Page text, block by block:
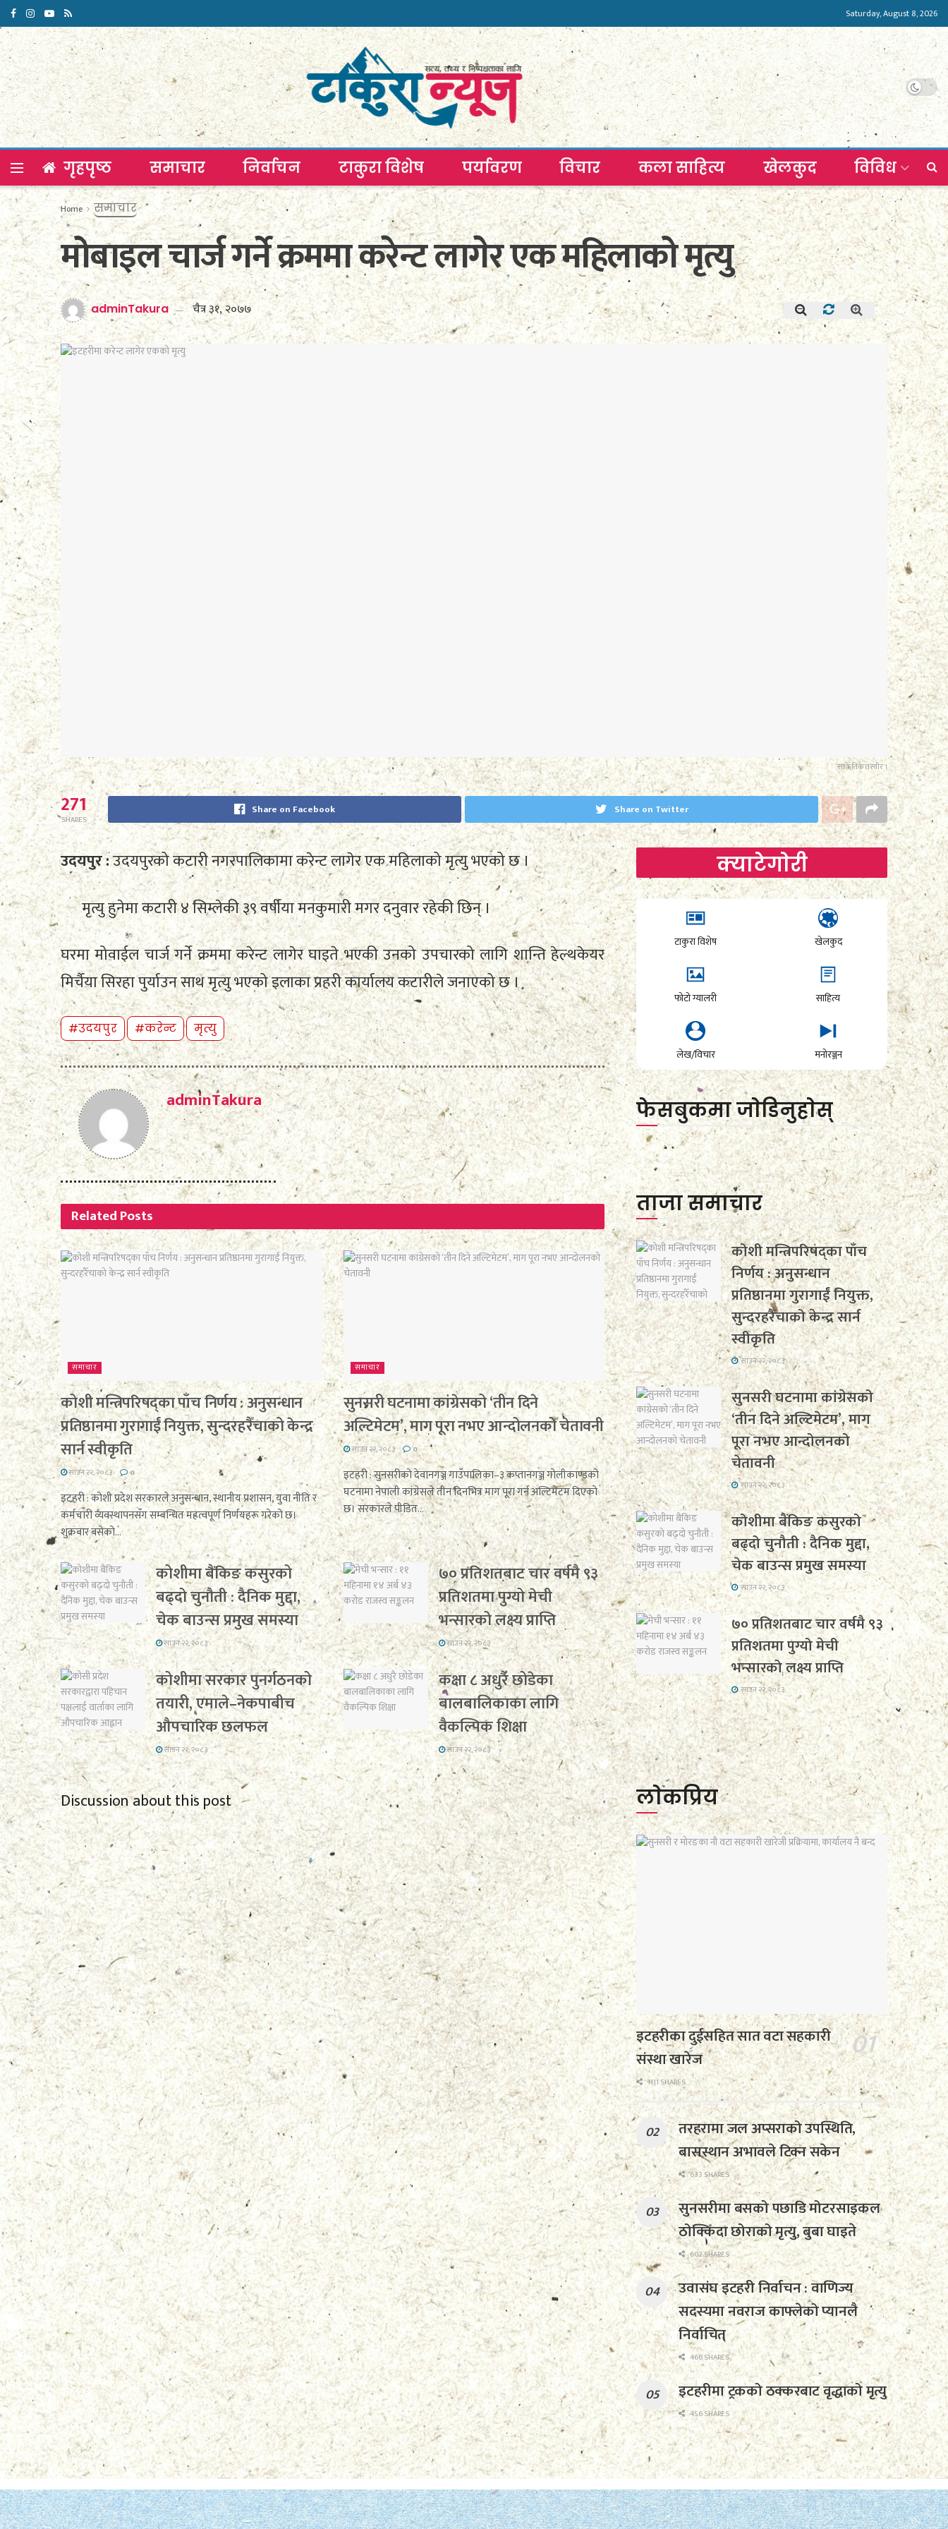
Saturday, August 8, 2026
गृहपृष्ठ समाचार निर्वाचन टाकुरा विशेष पर्यावरण विचार कला साहित्य खेलकुद विविध
Home समाचार
मोबाइल चार्ज गर्ने क्रममा करेन्ट लागेर एक महिलाको मृत्यु
adminTakura चैत्र ३१, २०७७
सांकेतिक तस्वीर ।
271
SHARES
Share on Facebook Share on Twitter
उदयपुर :उदयपुरको कटारी नगरपालिकामा करेन्ट लागेर एक महिलाको मृत्यु भएको छ ।
मृत्यु हुनेमा कटारी ४ सिम्लेकी ३९ वर्षीया मनकुमारी मगर दनुवार रहेकी छिन् ।
घरमा मोवाईल चार्ज गर्ने क्रममा करेन्ट लागेर घाइते भएकी उनको उपचारको लागि शान्ति हेल्थकेयर
मिर्चैया सिरहा पुर्याउन साथ मृत्यु भएको इलाका प्रहरी कार्यालय कटारीले जनाएको छ ।
#उदयपुर #करेन्ट मृत्यु
adminTakura
RelatedPosts
समाचार
कोशी मन्त्रिपरिषद्का पाँच निर्णय : अनुसन्धान
प्रतिष्ठानमा गुरागाईं नियुक्त, सुन्दरहरैँचाको केन्द्र
सार्न स्वीकृति
साउन २२, २०८३ 0
इटहरी : कोशी प्रदेश सरकारले अनुसन्धान, स्थानीय प्रशासन, युवा नीति र
कर्मचारी व्यवस्थापनसँग सम्बन्धित महत्वपूर्ण निर्णयहरू गरेको छ।
शुक्रबार बसेको...
समाचार
सुनसरी घटनामा कांग्रेसको ‘तीन दिने
अल्टिमेटम’, माग पूरा नभए आन्दोलनको चेतावनी
साउन २२, २०८३ 0
इटहरी : सुनसरीको देवानगञ्ज गाउँपालिका–३ कप्तानगञ्ज गोलीकाण्डको
घटनामा नेपाली कांग्रेसले तीन दिनभित्र माग पूरा गर्न अल्टिमेटम दिएको
छ। सरकारले पीडित...
कोशीमा बैंकिङ कसुरको
बढ्दो चुनौती : दैनिक मुद्दा,
चेक बाउन्स प्रमुख समस्या
साउन २२, २०८३
७० प्रतिशतबाट चार वर्षमै ९३
प्रतिशतमा पुग्यो मेची
भन्सारको लक्ष्य प्राप्ति
साउन २२, २०८३
कोशीमा सरकार पुनर्गठनको
तयारी, एमाले–नेकपाबीच
औपचारिक छलफल
साउन २२, २०८३
कक्षा ८ अधुरै छोडेका
बालबालिकाका लागि
वैकल्पिक शिक्षा
साउन २२, २०८३
Discussion about this post
क्याटेगाेरी
टाकुरा विशेष खेलकुद
फोटो ग्यालरी साहित्य
लेख/विचार मनोरञ्जन
फेसबुकमा जाेडिनुहाेस्
ताजा समाचार
कोशी मन्त्रिपरिषद्का पाँच
निर्णय : अनुसन्धान
प्रतिष्ठानमा गुरागाईं नियुक्त,
सुन्दरहरैँचाको केन्द्र सार्न
स्वीकृति
साउन २२, २०८३
सुनसरी घटनामा कांग्रेसको
‘तीन दिने अल्टिमेटम’, माग
पूरा नभए आन्दोलनको
चेतावनी
साउन २२, २०८३
कोशीमा बैंकिङ कसुरको
बढ्दो चुनौती : दैनिक मुद्दा,
चेक बाउन्स प्रमुख समस्या
साउन २२, २०८३
७० प्रतिशतबाट चार वर्षमै ९३
प्रतिशतमा पुग्यो मेची
भन्सारको लक्ष्य प्राप्ति
साउन २२, २०८३
लाेकप्रिय
इटहरीका दुईसहित सात वटा सहकारी
संस्था खारेज
1111 SHARES
तरहरामा जल अप्सराको उपस्थिति,
बासस्थान अभावले टिक्न सकेन
633 SHARES
सुनसरीमा बसको पछाडि मोटरसाइकल
ठोक्किँदा छोराको मृत्यु, बुबा घाइते
602 SHARES
उवासंघ इटहरी निर्वाचन : वाणिज्य
सदस्यमा नवराज काफ्लेको प्यानलै
निर्वाचित
466 SHARES
इटहरीमा ट्रकको ठक्करबाट वृद्धाको मृत्यु
456 SHARES